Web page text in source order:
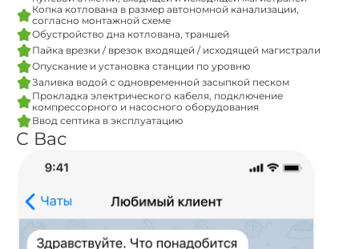
Копка котлована в размер автономной канализации,
согласно монтажной схеме
Обустройство дна котлована, траншей
Пайка врезки / врезок входящей / исходящей магистрали
Опускание и установка станции по уровню
Заливка водой с одновременной засыпкой песком
Прокладка электрического кабеля, подключение
компрессорного и насосного оборудования
Ввод септика в эксплуатацию
С Вас